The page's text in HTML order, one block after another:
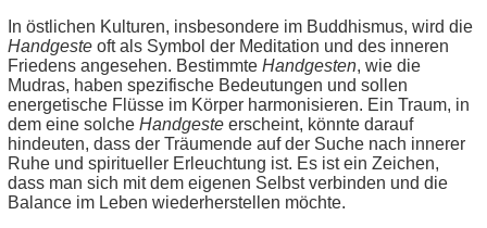
In östlichen Kulturen, insbesondere im Buddhismus, wird die
Handgeste oft als Symbol der Meditation und des inneren
Friedens angesehen. Bestimmte Handgesten, wie die
Mudras, haben spezifische Bedeutungen und sollen
energetische Flüsse im Körper harmonisieren. Ein Traum, in
dem eine solche Handgeste erscheint, könnte darauf
hindeuten, dass der Träumende auf der Suche nach innerer
Ruhe und spiritueller Erleuchtung ist. Es ist ein Zeichen,
dass man sich mit dem eigenen Selbst verbinden und die
Balance im Leben wiederherstellen möchte.